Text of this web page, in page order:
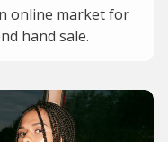
online market for
hand sale.